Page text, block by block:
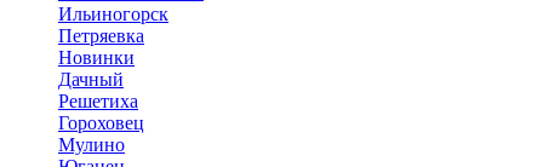
Ильиногорск
Петряевка
Новинки
Дачный
Решетиха
Гороховец
Мулино